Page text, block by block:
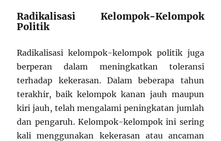
Radikalisasi Kelompok-Kelompok
Politik
Radikalisasi kelompok-kelompok politik juga
berperan dalam meningkatkan toleransi
terhadap kekerasan. Dalam beberapa tahun
terakhir, baik kelompok kanan jauh maupun
kiri jauh, telah mengalami peningkatan jumlah
dan pengaruh. Kelompok-kelompok ini sering
kali menggunakan kekerasan atau ancaman